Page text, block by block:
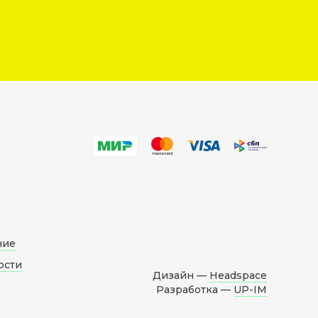
Дизайн — Headspace
Разработка — UP-IM